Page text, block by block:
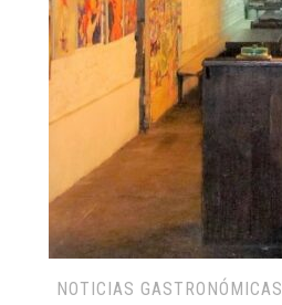
NOTICIAS GASTRONÓMICAS